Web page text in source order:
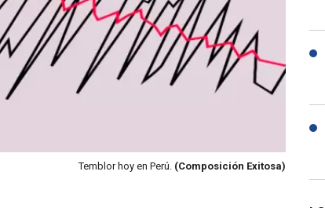
Temblor hoy en Perú. (Composición Exitosa)